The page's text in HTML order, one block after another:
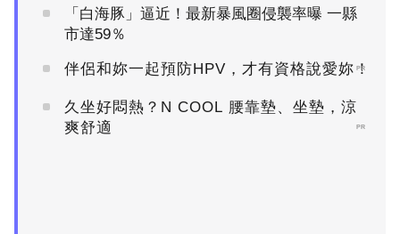
「白海豚」逼近！最新暴風圈侵襲率曝 一縣
市達59％
伴侶和妳一起預防HPV，才有資格說愛妳！
PR
久坐好悶熱？N COOL 腰靠墊、坐墊，涼
爽舒適
PR